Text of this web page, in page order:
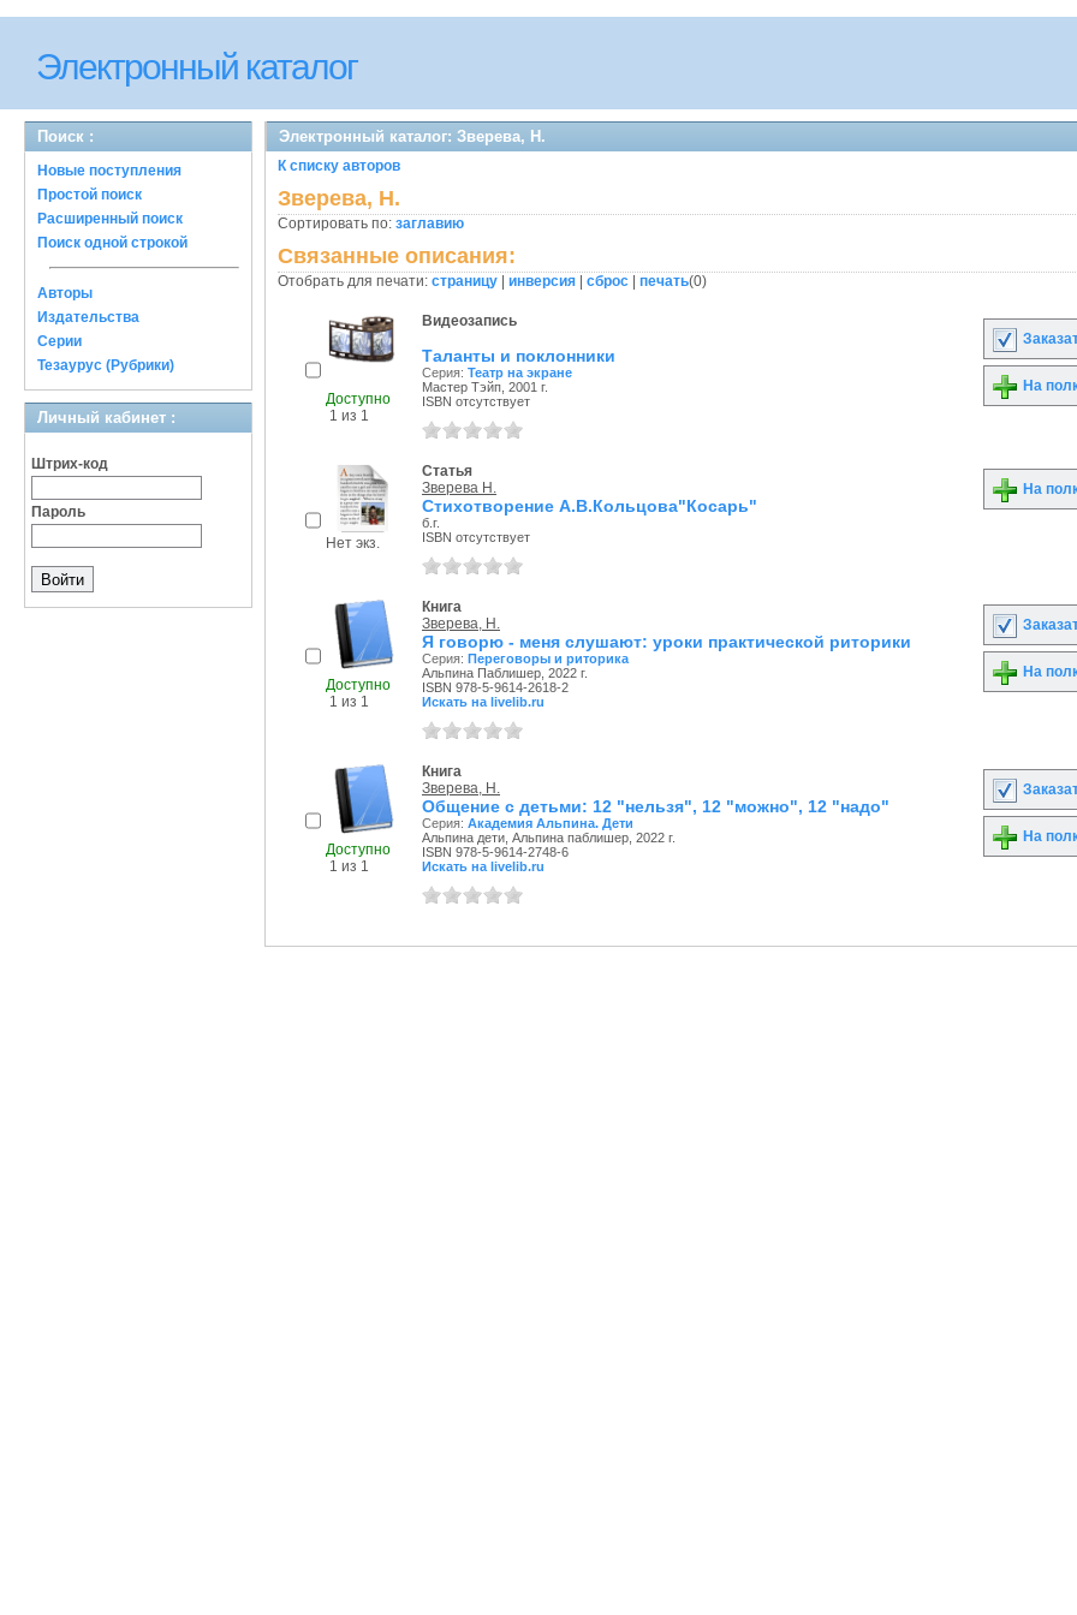
Электронный каталог
Поиск :
Новые поступления
Простой поиск
Расширенный поиск
Поиск одной строкой
Авторы
Издательства
Серии
Тезаурус (Рубрики)
Личный кабинет :
Штрих-код
Пароль
Электронный каталог: Зверева, Н.
К списку авторов
Зверева, Н.
Сортировать по: заглавию
Связанные описания:
Отобрать для печати: страницу инверсия сброс печать(0)
Доступно
1 из 1
Видеозапись
Таланты и поклонники
Серия: Театр на экране
Мастер Тэйп, 2001 г.
ISBN отсутствует
На
Нет экз.
Статья
Зверева Н.
Стихотворение А.В.Кольцова"Косарь"
б.г.
ISBN отсутствует
На
Доступно
1 из 1
Книга
Зверева, Н.
Я говорю - меня слушают: уроки практической риторики
Серия: Переговоры и риторика
Альпина Паблишер, 2022 г.
ISBN 978-5-9614-2618-2
Искать на livelib.ru
На
Доступно
1 из 1
Книга
Зверева, Н.
Общение с детьми: 12 "нельзя", 12 "можно", 12 "надо"
Серия: Академия Альпина. Дети
Альпина дети, Альпина паблишер, 2022 г.
ISBN 978-5-9614-2748-6
Искать на livelib.ru
На